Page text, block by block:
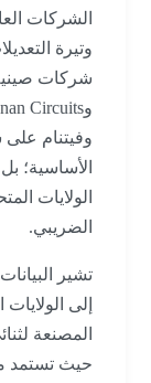
الشركات
وتيرة
وفيتنام على
الأساسية؛ بل
الولايات
الضريبي.
تشير البيانات
إلى الولايات
المصنعة لثنائي